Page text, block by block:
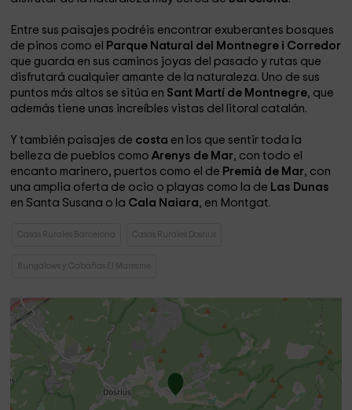
Entre sus paisajes podréis encontrar exuberantes bosques
de pinos como el
Parque Natural del Montnegre i Corredor
que guarda en sus caminos joyas del pasado y rutas que
disfrutará cualquier amante de la naturaleza. Uno de sus
puntos más altos se sitúa en Sant Martí de Montnegre, que
además tiene unas increíbles vistas del litoral catalán.
Y también paisajes de costa en los que sentir toda la
belleza de pueblos comoArenys de Mar, con todo el
encanto marinero, puertos como el de Premià de Mar, con
una amplia oferta de ocio o playas como la de Las Dunas
en Santa Susana o la Cala Naiara, en Montgat.
Casas Rurales Barcelona Casas Rurales Dosrius
Bungalows y Cabañas El Maresme